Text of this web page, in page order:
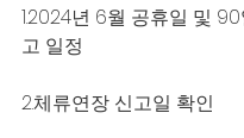
1.2024년 6월 공휴일 및
고 일정
2.체류연장 신고일 확인